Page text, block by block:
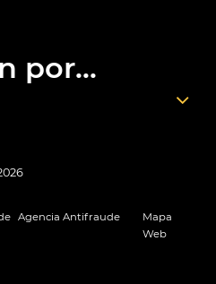
por...
Agencia Antifraude
Mapa
Web